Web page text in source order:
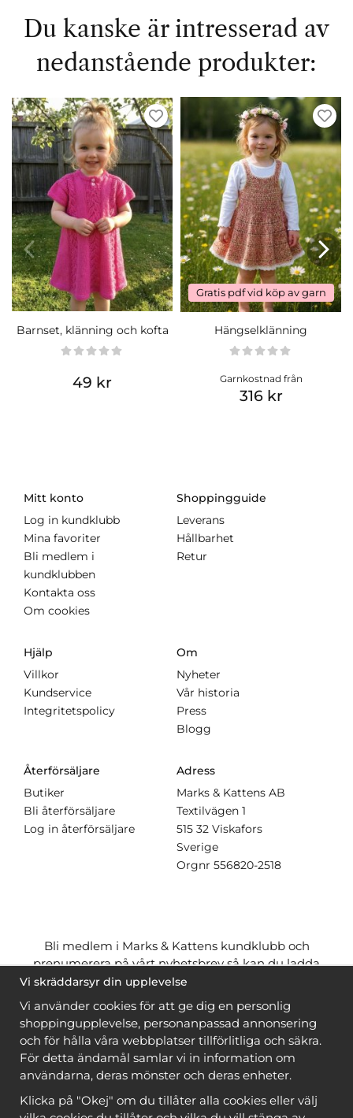
Du kanske är intresserad av
nedanstående produkter:
Barnset, klänning och kofta
49 kr
Gratis pdf vid köp av garn
Hängselklänning
Garnkostnad från
316 kr
Mitt konto
Log in kundklubb
Mina favoriter
Bli medlem i
kundklubben
Kontakta oss
Om cookies
Shoppingguide
Leverans
Hållbarhet
Retur
Hjälp
Villkor
Kundservice
Integritetspolicy
Om
Nyheter
Vår historia
Press
Blogg
Återförsäljare
Butiker
Bli återförsäljare
Log in återförsäljare
Adress
Marks & Kattens AB
Textilvägen 1
515 32 Viskafors
Sverige
Orgnr 556820-2518
Bli medlem i Marks & Kattens kundklubb och
prenumerera på vårt nyhetsbrev så kan du ladda
ner många mönstergratisoch få många
när du handlar garn till mönstret. Du ser vilka som
ärgratis när du ärinloggad.
Bli medlem
Vi skräddarsyr din upplevelse
Vi använder cookies för att ge dig en personlig
shoppingupplevelse, personanpassad annonsering
och för hålla våra webbplatser tillförlitliga och säkra.
För detta ändamål samlar vi in information om
användarna, deras mönster och deras enheter.
Klicka på "Okej" om du tillåter alla cookies eller välj